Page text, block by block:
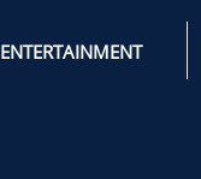
TV-